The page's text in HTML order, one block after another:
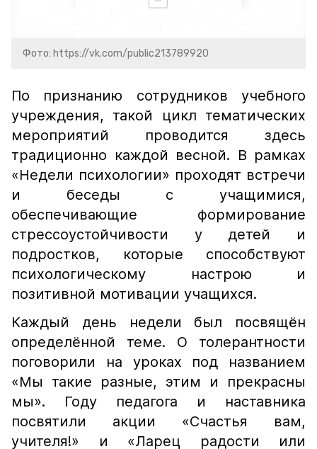
Фото: https://vk.com/public213789920
По признанию сотрудников учебного
учреждения, такой цикл тематических
мероприятий проводится здесь
традиционно каждой весной. В рамках
«Недели психологии» проходят встречи
и беседы с учащимися,
обеспечивающие формирование
стрессоустойчивости у детей и
подростков, которые способствуют
психологическому настрою и
позитивной мотивации учащихся.
Каждый день недели был посвящён
определённой теме. О толерантности
поговорили на уроках под названием
«Мы такие разные, этим и прекрасны
мы». Году педагога и наставника
посвятили акции «Счастья вам,
учителя!» и «Ларец радости или